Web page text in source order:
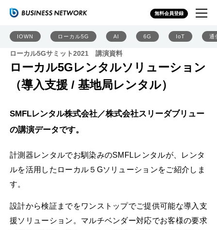
無料会員登録
IOWN ローカル5G AI 6G IoT 通
ローカル5Gサミット2021 講演資料
ローカル5Gレンタルソリューション
（導入支援 / 基地局レンタル）
SMFLレンタル株式会社／株式会社スリーダブリュー
の講演データです。
計測器レンタルでお馴染みのSMFLレンタルが、レンタ
ルを活用したローカル５Gソリューションをご紹介しま
す。
設計から検証までをワンストップでご提供可能な導入支
援ソリューション。マルチベンダー対応でお客様の要求